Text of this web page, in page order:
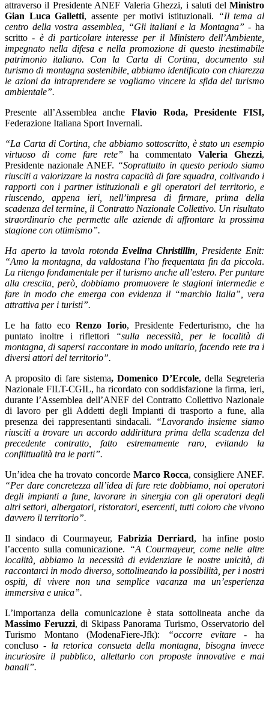
attraverso il Presidente ANEF Valeria Ghezzi, i saluti del Ministro
Gian Luca Galletti, assente per motivi istituzionali.
“Il tema al
centro della vostra assemblea, “Gli italiani e la Montagna”- ha
scritto - è di particolare interesse per il Ministero dell’Ambiente,
impegnato nella difesa e nella promozione di questo inestimabile
patrimonio italiano. Con la Carta di Cortina, documento sul
turismo di montagna sostenibile, abbiamo identificato con chiarezza
le azioni da intraprendere se vogliamo vincere la sfida del turismo
ambientale”.
Presente all’Assemblea anche Flavio Roda, Presidente FISI,
Federazione Italiana Sport Invernali.
“La Carta di Cortina, che abbiamo sottoscritto, è stato un esempio
virtuoso di come fare rete” ha commentato Valeria Ghezzi,
Presidente nazionale ANEF. “Soprattutto in questo periodo siamo
riusciti a valorizzare la nostra capacità di fare squadra, coltivando i
rapporti con i partner istituzionali e gli operatori del territorio, e
riuscendo, appena ieri, nell’impresa di firmare, prima della
scadenza del termine, il Contratto Nazionale Collettivo. Un risultato
straordinario che permette alle aziende di affrontare la prossima
stagione con ottimismo”.
Ha aperto la tavola rotonda Evelina Christillin , Presidente Enit:
“Amo la montagna, da valdostana l’ho frequentata fin da piccola.
La ritengo fondamentale per il turismo anche all’estero. Per puntare
alla crescita, però, dobbiamo promuovere le stagioni intermedie e
fare in modo che emerga con evidenza il “marchio Italia”,
vera
attrattiva per i turisti”.
Le ha fatto eco Renzo Iorio, Presidente Federturismo, che ha
puntato inoltre i riflettori “sulla necessità, per le località di
montagna, di sapersi raccontare in modo unitario, facendo rete tra i
diversi attori del territorio”.
A proposito di fare sistema, Domenico D’Ercole, della Segreteria
Nazionale FILT-CGIL, ha ricordato con soddisfazione la firma, ieri,
durante l’Assemblea dell’ANEF del Contratto Collettivo Nazionale
di lavoro per gli Addetti degli Impianti di trasporto a fune, alla
presenza dei rappresentanti sindacali.
“Lavorando insieme siamo
riusciti a trovare un accordo addirittura prima della scadenza del
precedente contratto, fatto estremamente raro, evitando la
conflittualità tra le parti”.
Un’idea che ha trovato concorde Marco Rocca, consigliere ANEF.
“Per dare concretezza all’idea di fare rete dobbiamo, noi operatori
degli impianti a fune, lavorare in sinergia con gli operatori degli
altri settori, albergatori, ristoratori, esercenti, tutti coloro che vivono
davvero il territorio”.
Il sindaco di Courmayeur, Fabrizia Derriard, ha infine posto
l’accento sulla comunicazione.
“A Courmayeur, come nelle altre
località, abbiamo la necessità di evidenziare le nostre unicità, di
raccontarci in modo diverso, sottolineando la possibilità, per i nostri
ospiti, di vivere non una semplice vacanza ma un’esperienza
immersiva e unica”.
L’importanza della comunicazione è stata sottolineata anche da
Massimo Feruzzi, di Skipass Panorama Turismo, Osservatorio del
Turismo Montano (ModenaFiere-Jfk):
“occorre evitare- ha
concluso - la retorica consueta della montagna, bisogna invece
incuriosire il pubblico, allettarlo con proposte innovative e mai
banali”.